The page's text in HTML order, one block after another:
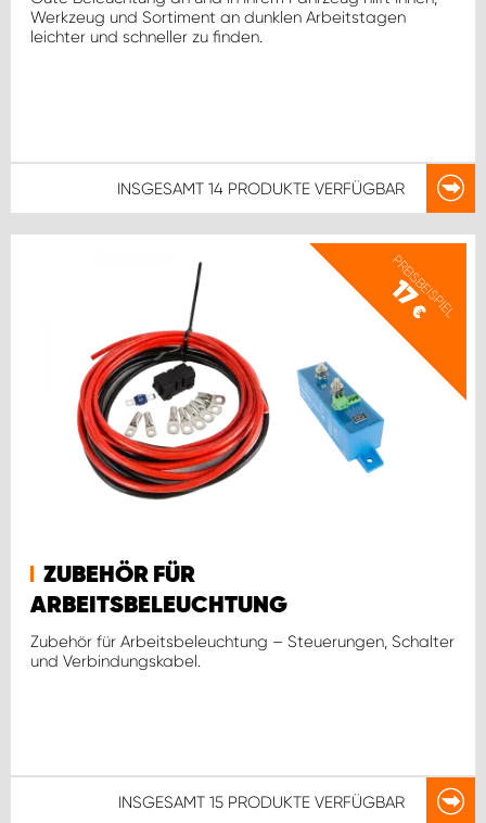
Werkzeug und Sortiment an dunklen Arbeitstagen
leichter und schneller zu finden.
INSGESAMT 14 PRODUKTE VERFÜGBAR
PREISBEISPIEL
17
€
ZUBEHÖR FÜR
ARBEITSBELEUCHTUNG
Zubehör für Arbeitsbeleuchtung – Steuerungen, Schalter
und Verbindungskabel.
INSGESAMT 15 PRODUKTE VERFÜGBAR